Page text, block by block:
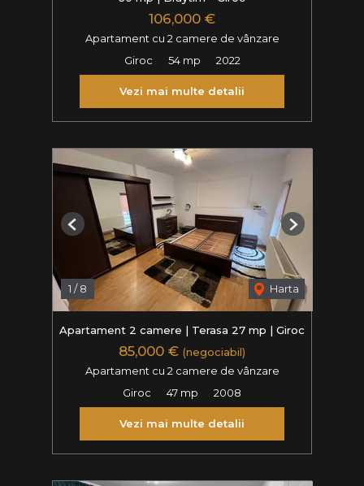
106,000 €
Apartament cu 2 camere de vânzare
Giroc
54 mp 2022
Vezi mai multe detalii
1 /8 Harta
Previous Next
Apartament 2 camere | Terasa 27 mp | Giroc
85,000 € (negociabil)
Apartament cu 2 camere de vânzare
Giroc
47 mp 2008
Vezi mai multe detalii